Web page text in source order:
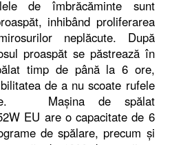
de îmbrăcăminte sunt
inhibând proliferarea
neplăcute. După
proaspăt se păstrează în
timp de până la 6 ore,
de a nu scoate rufele
Mașina de spălat
EU are o capacitate de 6
de spălare, precum și